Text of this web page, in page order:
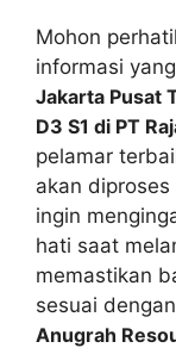
Mohon
informasi
Jakarta Pusat
D3 S1 di PT
pelamar
akan
ingin
hati saat
memastikan
sesuai
Anugrah